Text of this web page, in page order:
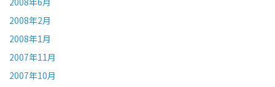
2008年2月
2008年1月
2007年11月
2007年10月